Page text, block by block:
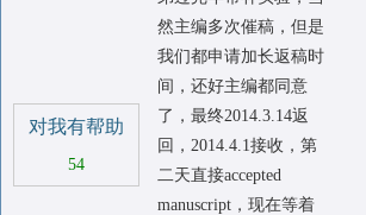
对我有帮助
54
然主编多次催稿，但是
我们都申请加长返稿时
间，还好主编都同意
了，最终2014.3.14返
回，2014.4.1接收，第
二天直接accepted
manuscript，现在等着